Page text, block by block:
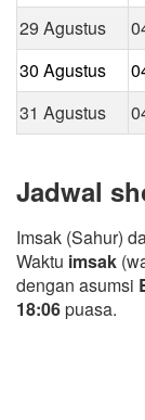
29 Agustus
30 Agustus
31 Agustus
Jadwal
Imsak (Sahur)
Waktu imsak
dengan asumsi
18:06puasa.